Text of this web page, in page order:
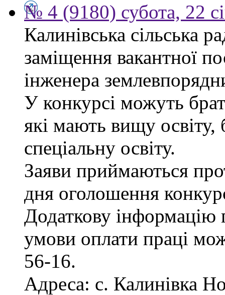
№ 4 (9180) субота, 22
Калинівська сільська
заміщення вакантної
інженера
У конкурсі можуть
які мають вищу освіту,
спеціальну освіту.
Заяви приймаються
дня оголошення
Додаткову інформацію
умови оплати праці
56-16.
Адреса: с. Калинівка